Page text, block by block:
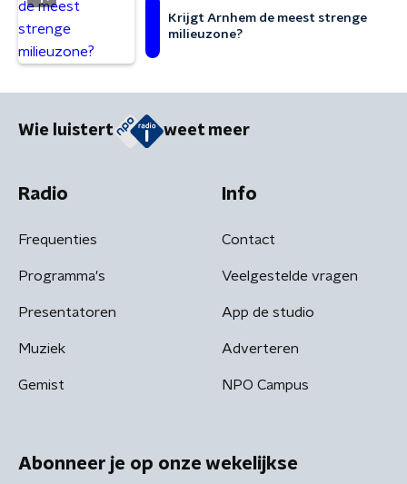
Krijgt Arnhem de meest strenge
milieuzone?
Wie luistert weet meer
Radio
Frequenties
Programma's
Presentatoren
Muziek
Gemist
Info
Contact
Veelgestelde vragen
App de studio
Adverteren
NPO Campus
Abonneer je op onze wekelijkse